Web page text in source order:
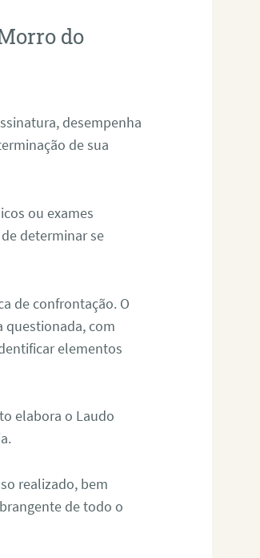
do
desempenha
de sua
ou exames
determinar se
de confrontação. O
questionada, com
elementos
elabora o Laudo
realizado, bem
de todo o